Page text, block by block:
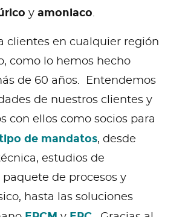
y amoniaco
clientes en cualquier región
como lo hemos hecho
de 60 años. Entendemos
de nuestros clientes y
con ellos como socios para
de mandatos, desde
estudios de
de procesos y
hasta las soluciones